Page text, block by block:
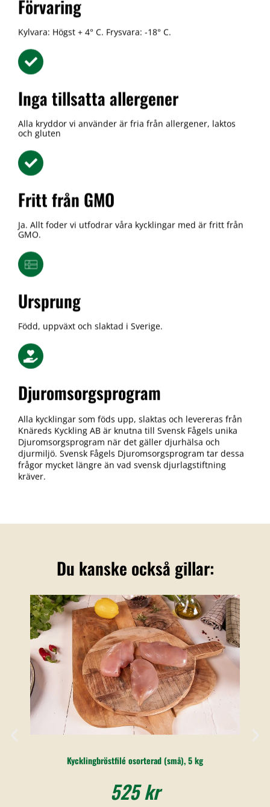
Förvaring
Kylvara: Högst + 4° C. Frysvara: -18° C.
Inga tillsatta allergener
Alla kryddor vi använder är fria från allergener, laktos
och gluten
Fritt från GMO
Ja. Allt foder vi utfodrar våra kycklingar med är fritt från
GMO.
Ursprung
Född, uppväxt och slaktad i Sverige.
Djuromsorgsprogram
Alla kycklingar som föds upp, slaktas och levereras från
Knäreds Kyckling AB är knutna till Svensk Fågels unika
Djuromsorgsprogram när det gäller djurhälsa och
djurmiljö. Svensk Fågels Djuromsorgsprogram tar dessa
frågor mycket längre än vad svensk djurlagstiftning
kräver.
Du kanske också gillar:
Kycklingbröstfilé osorterad (små), 5 kg
525kr